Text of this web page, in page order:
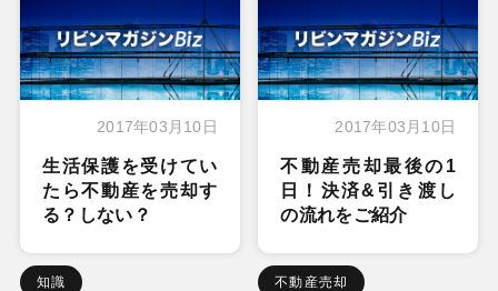
2017年03月10日
生活保護を受けてい
たら不動産を売却す
る？しない？
知識
2017年03月10日
不動産売却最後の1
日！決済&引き渡し
の流れをご紹介
不動産売却